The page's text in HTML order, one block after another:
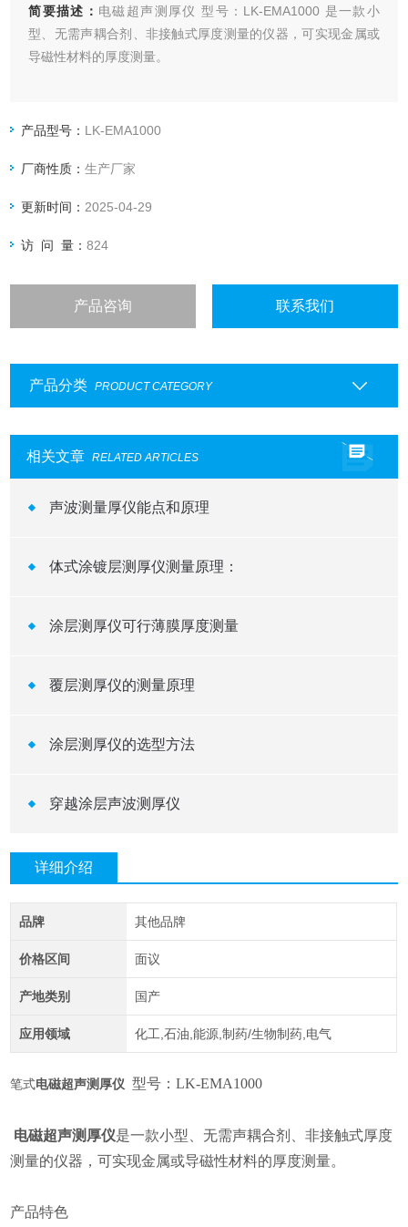
简要描述： 电磁超声测厚仪 型号：LK-EMA1000 是一款小
型、无需声耦合剂、非接触式厚度测量的仪器，可实现金属或
导磁性材料的厚度测量。
产品型号： LK-EMA1000
厂商性质：生产厂家
更新时间： 2025-04-29
访 问 量：824
产品咨询 联系我们
产品分类 PRODUCT CATEGORY
相关文章 RELATED ARTICLES
声波测量厚仪能点和原理
体式涂镀层测厚仪测量原理：
涂层测厚仪可行薄膜厚度测量
覆层测厚仪的测量原理
涂层测厚仪的选型方法
穿越涂层声波测厚仪
详细介绍
品牌 其他品牌
价格区间 面议
产地类别 国产
应用领域 化工,石油,能源,制药/生物制药,电气
笔式电磁超声测厚仪 型号：LK-EMA1000
电磁超声测厚仪是一款小型、无需声耦合剂、非接触式厚度
测量的仪器，可实现金属或导磁性材料的厚度测量。
产品特色